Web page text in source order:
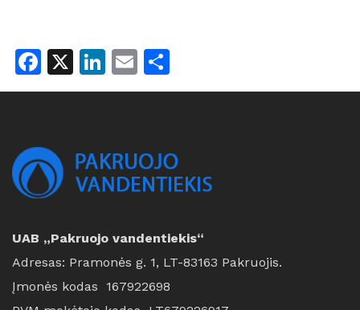
Facebook
X LinkedIn
Email
UAB „Pakruojo vandentiekis“
Adresas: Pramonės g. 1, LT-83163 Pakruojis.
Įmonės kodas 167922698